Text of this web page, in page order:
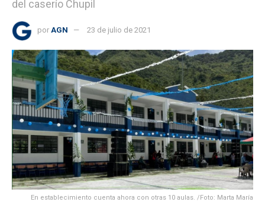
del caserío Chupil
por AGN 23 de julio de 2021
En establecimiento cuenta ahora con otras 10 aulas. /Foto: Marta María